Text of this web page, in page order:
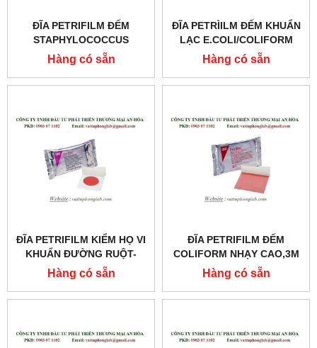
ĐĨA PETRIFILM ĐẾM
STAPHYLOCOCCUS
AUREUS,3M
Hàng có sẵn
ĐĨA PETRÌILM ĐẾM KHUẨN
LẠC E.COLI/COLIFORM
Hàng có sẵn
ĐĨA PETRIFILM KIỂM HỌ VI
KHUẨN ĐƯỜNG RUỘT-
ENTEROBACTERIACEAE
Hàng có sẵn
ĐĨA PETRIFILM ĐẾM
COLIFORM NHẠY CAO,3M
Hàng có sẵn